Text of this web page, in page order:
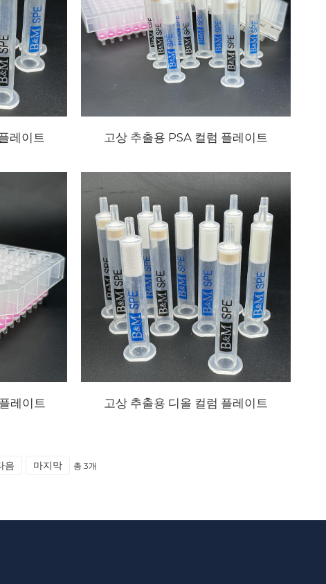
레이트 고상 추출용 PSA 컬럼 플레이트
레이트 고상 추출용 디올 컬럼 플레이트
음 마지막 총 3개